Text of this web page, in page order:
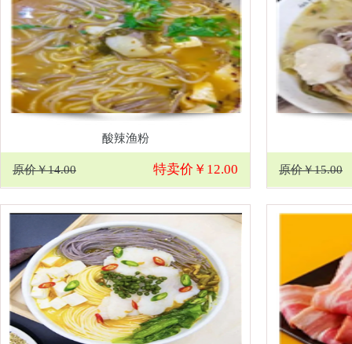
酸辣渔粉
原价￥14.00 特卖价￥12.00 原价￥15.00